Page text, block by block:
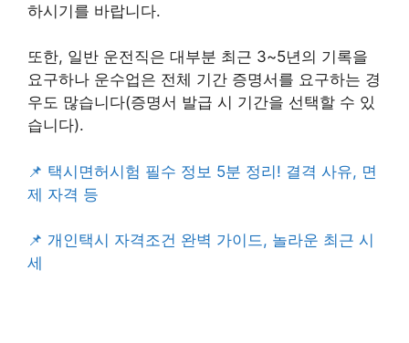
하시기를 바랍니다.
또한, 일반 운전직은 대부분 최근 3~5년의 기록을
요구하나 운수업은 전체 기간 증명서를 요구하는 경
우도 많습니다(증명서 발급 시 기간을 선택할 수 있
습니다).
📌 택시면허시험 필수 정보 5분 정리! 결격 사유, 면
제 자격 등
📌 개인택시 자격조건 완벽 가이드, 놀라운 최근 시
세